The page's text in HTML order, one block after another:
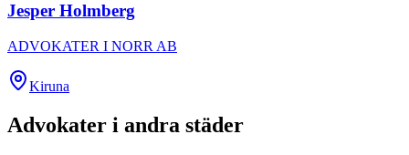
Jesper Holmberg
ADVOKATER I NORR AB
Kiruna
Advokater i andra städer